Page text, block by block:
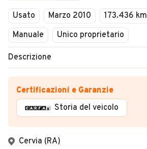
Usato Marzo 2010 173.436 km
Manuale
Unico proprietario
Descrizione
Certificazioni e Garanzie
Storia del veicolo
Cervia (RA)